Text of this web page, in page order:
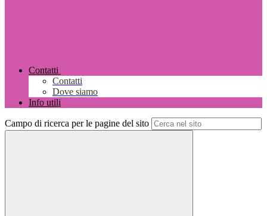
Contatti
Contatti
Dove siamo
Info utili
Campo di ricerca per le pagine del sito